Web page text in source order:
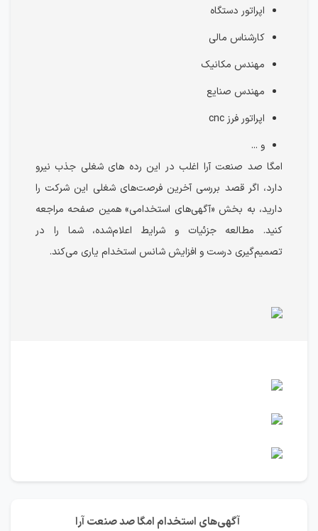
اپراتور دستگاه
کارشناس مالی
مهندس مکانیک
مهندس صنایع
اپراتور فرز cnc
و ...
امگا صد صنعت آرا اغلب در این رده های شغلی جذب نیرو
دارد، اگر قصد بررسی آخرین فرصت‌های شغلی این شرکت را
دارید، به بخش «آگهی‌های استخدامی» همین صفحه مراجعه
کنید. مطالعه جزئیات و شرایط اعلام‌شده، شما را در
تصمیم‌گیری درست و افزایش شانس استخدام یاری می‌کند.
آگهی‌های استخدام امگا صد صنعت آرا